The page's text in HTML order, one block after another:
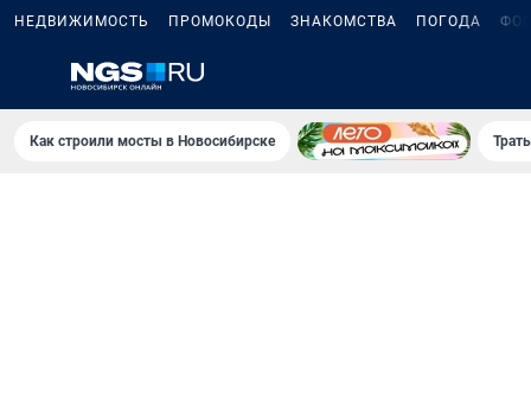
НЕДВИЖИМОСТЬ ПРОМОКОДЫ ЗНАКОМСТВА ПОГОДА
Как строили мосты в Новосибирске